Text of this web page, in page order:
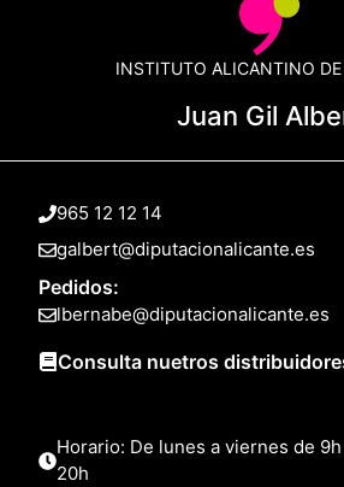
INSTITUTO ALICANTINO
Juan Gil
965 12 12 14
galbert@diputacionalicante.es
Pedidos:
lbernabe@diputacionalicante.es
Consulta nuetros
Horario: De lunes a viernes de
20h